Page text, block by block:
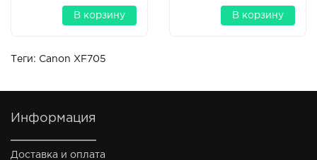
В корзину В корзину
Теги: Canon XF705
Информация
Доставка и оплата